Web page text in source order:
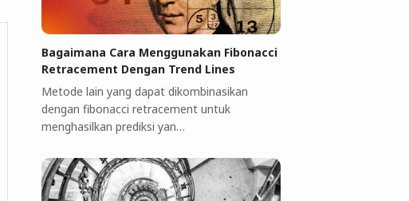
Bagaimana Cara Menggunakan Fibonacci
Retracement Dengan Trend Lines
Metode lain yang dapat dikombinasikan
dengan fibonacci retracement untuk
menghasilkan prediksi yan…